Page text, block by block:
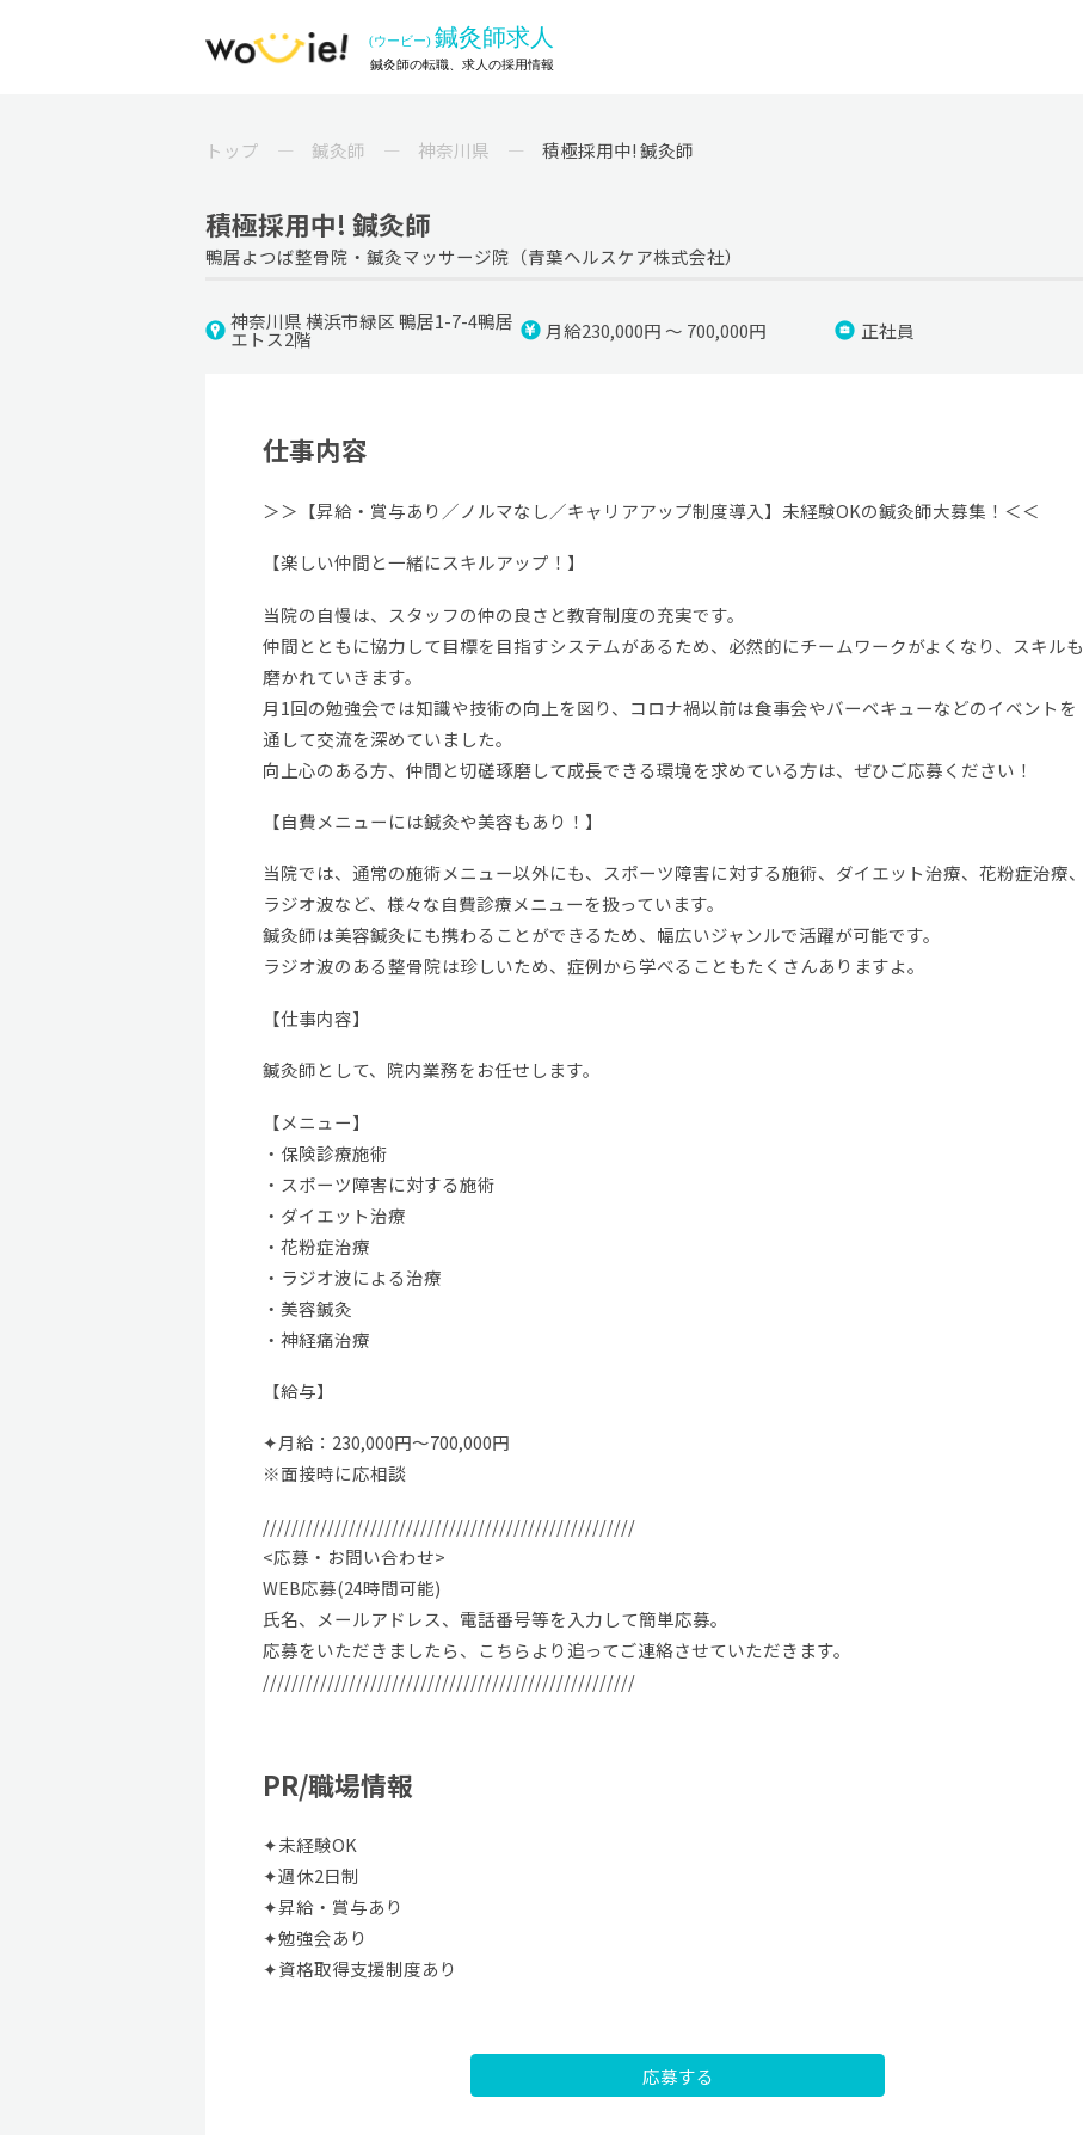
トップ 鍼灸師 神奈川県 積極採用中! 鍼灸師
積極採用中! 鍼灸師
鴨居よつば整骨院・鍼灸マッサージ院（青葉ヘルスケア株式会社）
神奈川県 横浜市緑区 鴨居1-7-4鴨居
エトス2階 月給230,000円 ～ 700,000円 正社員
仕事内容
＞＞【昇給・賞与あり／ノルマなし／キャリアアップ制度導入】未経験OKの鍼灸師大募集！＜＜
【楽しい仲間と一緒にスキルアップ！】
当院の自慢は、スタッフの仲の良さと教育制度の充実です。
仲間とともに協力して目標を目指すシステムがあるため、必然的にチームワークがよくなり、スキルも
磨かれていきます。
月1回の勉強会では知識や技術の向上を図り、コロナ禍以前は食事会やバーベキューなどのイベントを
通して交流を深めていました。
向上心のある方、仲間と切磋琢磨して成長できる環境を求めている方は、ぜひご応募ください！
【自費メニューには鍼灸や美容もあり！】
当院では、通常の施術メニュー以外にも、スポーツ障害に対する施術、ダイエット治療、花粉症治療、
ラジオ波など、様々な自費診療メニューを扱っています。
鍼灸師は美容鍼灸にも携わることができるため、幅広いジャンルで活躍が可能です。
ラジオ波のある整骨院は珍しいため、症例から学べることもたくさんありますよ。
【仕事内容】
鍼灸師として、院内業務をお任せします。
【メニュー】
・保険診療施術
・スポーツ障害に対する施術
・ダイエット治療
・花粉症治療
・ラジオ波による治療
・美容鍼灸
・神経痛治療
【給与】
✦月給：230,000円〜700,000円
※面接時に応相談
////////////////////////////////////////////////////
<応募・お問い合わせ>
WEB応募(24時間可能)
氏名、メールアドレス、電話番号等を入力して簡単応募。
応募をいただきましたら、こちらより追ってご連絡させていただきます。
////////////////////////////////////////////////////
PR/職場情報
✦未経験OK
✦週休2日制
✦昇給・賞与あり
✦勉強会あり
✦資格取得支援制度あり
応募する